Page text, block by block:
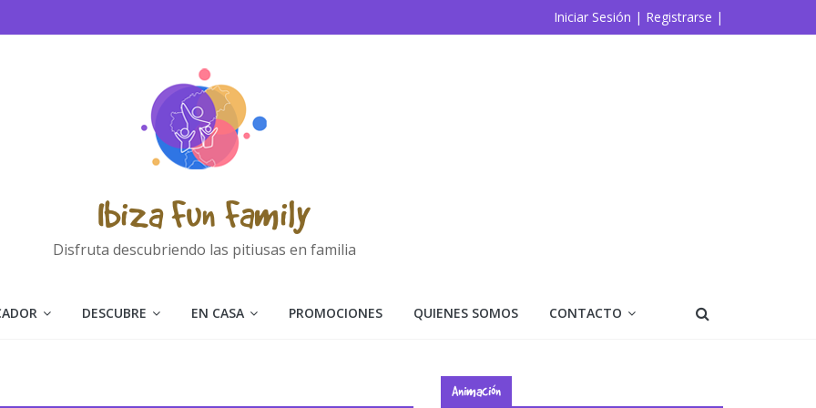
Iniciar Sesión | Registrarse |
Ibiza Fun Family
Disfruta descubriendo las pitiusas en familia
DESCUBRE EN CASA PROMOCIONES QUIENES SOMOS CONTACTO
Animación